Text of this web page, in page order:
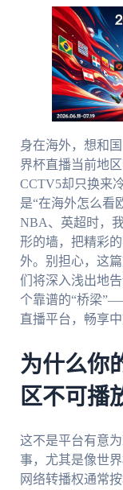
身在海外，想和
界杯直播当前地
CCTV5却只换来
是“在海外怎么看
NBA、英超时，
形的墙，把精彩
外。别担心，这
们将深入浅出地
个靠谱的“桥梁
直播平台，畅享中
为什么你
区不可播
这不是平台有意
事，尤其是像世
网络转播权通常